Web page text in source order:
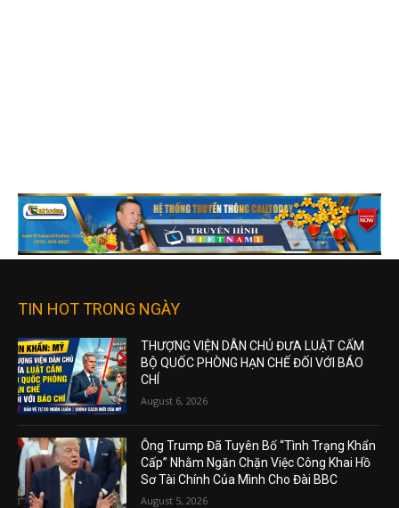
TIN HOT TRONG NGÀY
THƯỢNG VIỆN DÂN CHỦ ĐƯA LUẬT CẤM
BỘ QUỐC PHÒNG HẠN CHẾ ĐỐI VỚI BÁO
CHÍ
August 6, 2026
Ông Trump Đã Tuyên Bố “Tình Trạng Khẩn
Cấp” Nhằm Ngăn Chặn Việc Công Khai Hồ
Sơ Tài Chính Của Mình Cho Đài BBC
August 5, 2026